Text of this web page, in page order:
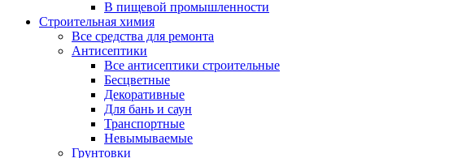
В пищевой промышленности
Строительная химия
Все средства для ремонта
Антисептики
Все антисептики строительные
Бесцветные
Декоративные
Для бань и саун
Транспортные
Невымываемые
Грунтовки